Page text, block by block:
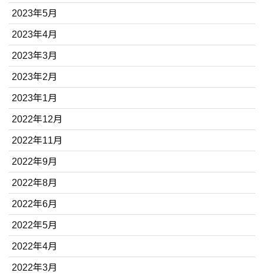
2023年5月
2023年4月
2023年3月
2023年2月
2023年1月
2022年12月
2022年11月
2022年9月
2022年8月
2022年6月
2022年5月
2022年4月
2022年3月